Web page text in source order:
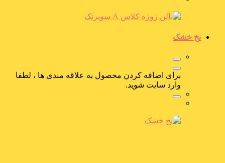
یخ خشک
برای اضافه کردن محصول به علاقه مندی ها ، لطفا
وارد سایت شوید.